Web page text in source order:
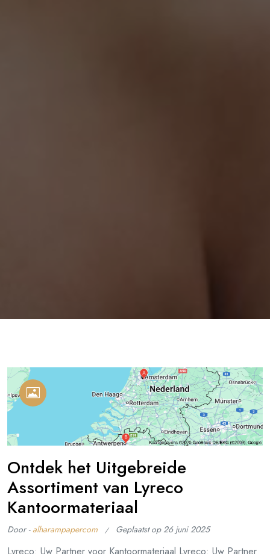
Ontdek het Uitgebreide
Assortiment van Lyreco
Kantoormateriaal
Door - alharampapercom Geplaatst op26 juni 2025